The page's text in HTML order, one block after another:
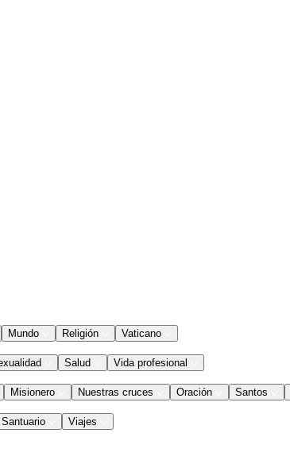
Mundo Religión Vaticano
Salud Vida profesional
Misionero Nuestras cruces Oración Santos
Santuario Viajes